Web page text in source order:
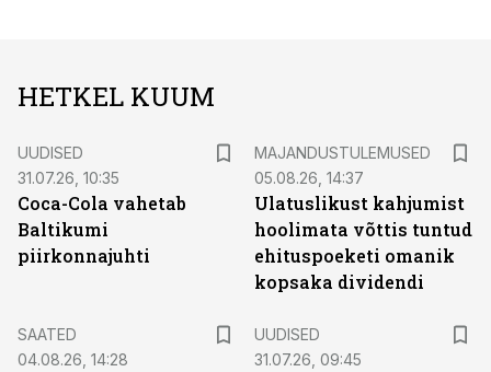
HETKEL KUUM
UUDISED
31.07.26, 10:35
Coca-Cola vahetab
Baltikumi
piirkonnajuhti
MAJANDUSTULEMUSED
05.08.26, 14:37
Ulatuslikust kahjumist
hoolimata võttis tuntud
ehituspoeketi omanik
kopsaka dividendi
SAATED
04.08.26, 14:28
UUDISED
31.07.26, 09:45